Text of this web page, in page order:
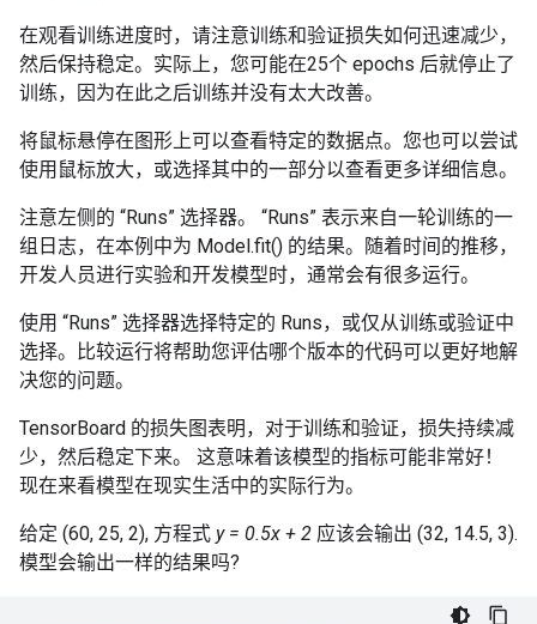
在观看训练进度时，请注意训练和验证损失如何迅速减少，
然后保持稳定。实际上，您可能在25个 epochs 后就停止了
训练，因为在此之后训练并没有太大改善。
将鼠标悬停在图形上可以查看特定的数据点。您也可以尝试
使用鼠标放大，或选择其中的一部分以查看更多详细信息。
注意左侧的 “Runs” 选择器。 “Runs” 表示来自一轮训练的一
组日志，在本例中为 Model.fit() 的结果。随着时间的推移，
开发人员进行实验和开发模型时，通常会有很多运行。
使用 “Runs” 选择器选择特定的 Runs，或仅从训练或验证中
选择。比较运行将帮助您评估哪个版本的代码可以更好地解
决您的问题。
TensorBoard 的损失图表明，对于训练和验证，损失持续减
少，然后稳定下来。 这意味着该模型的指标可能非常好！
现在来看模型在现实生活中的实际行为。
给定 (60, 25, 2), 方程式 y = 0.5x + 2 应该会输出 (32, 14.5, 3).
模型会输出一样的结果吗?